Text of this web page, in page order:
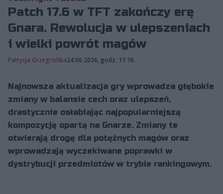
Patch 17.6 w TFT zakończy erę
Gnara. Rewolucja w ulepszeniach
i wielki powrót magów
Patrycja Grzegrzółka24.06.2026, godz. 11:16
Najnowsza aktualizacja gry wprowadza głębokie
zmiany w balansie cech oraz ulepszeń,
drastycznie osłabiając najpopularniejszą
kompozycję opartą na Gnarze. Zmiany te
otwierają drogę dla potężnych magów oraz
wprowadzają wyczekiwane poprawki w
dystrybucji przedmiotów w trybie rankingowym.